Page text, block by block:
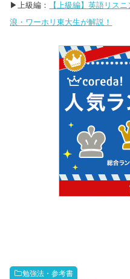
▶︎上級編：
【上級編】英語リス
浪・ワーホリ東大生が解説！
勉強法・参考書